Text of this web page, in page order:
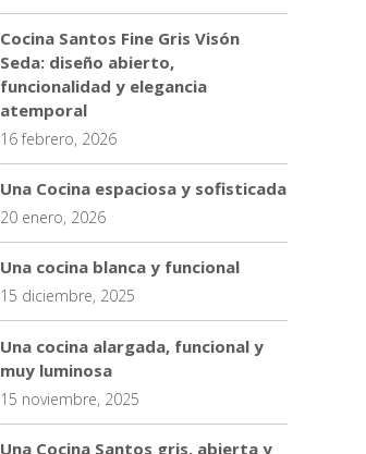
Cocina Santos Fine Gris Visón
Seda: diseño abierto,
funcionalidad y elegancia
atemporal
16 febrero, 2026
Una Cocina espaciosa y sofisticada
20 enero, 2026
Una cocina blanca y funcional
15 diciembre, 2025
Una cocina alargada, funcional y
muy luminosa
15 noviembre, 2025
Una Cocina Santos gris, abierta y